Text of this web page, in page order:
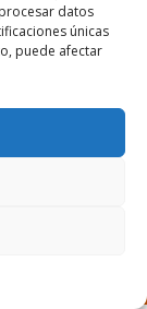
datos
únicas
puede afectar
Emaús